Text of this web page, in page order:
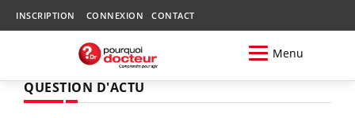
INSCRIPTION CONNEXION CONTACT
Menu
QUESTION D'ACTU